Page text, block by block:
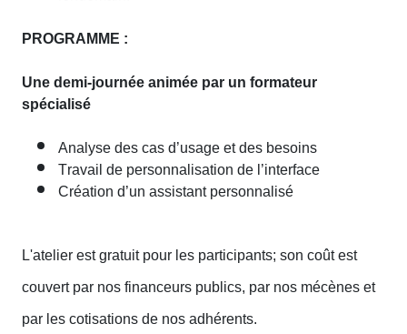
PROGRAMME :
Une demi-journée animée par un formateur
spécialisé
Analyse des cas d’usage et des besoins
Travail de personnalisation de l’interface
Création d’un assistant personnalisé
L'atelier est gratuit pour les participants; son coût est
couvert par nos financeurs publics, par nos mécènes et
par les cotisations de nos adhérents.